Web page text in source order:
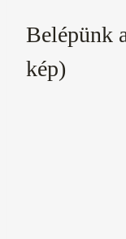
Belépünk
kép)